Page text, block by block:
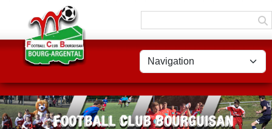
Panneau de gestion des cookies